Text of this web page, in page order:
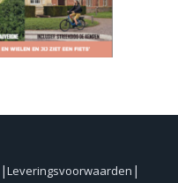
Leveringsvoorwaarden